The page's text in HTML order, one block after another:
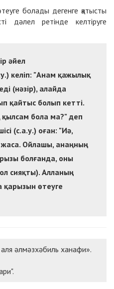
болады дегенге қатысты
дәлел ретінде келтіруге
әйел
келіп: "Анам қажылық
(нәзір), алайда
қайтыс болып кетті.
бола ма?" деп
(с.а.у.) оған: "Иә,
Ойлашы, анаңның
болғанда, оны
сияқты). Алланың
қарызын өтеуге
әлмәзхәбиль ханафи».